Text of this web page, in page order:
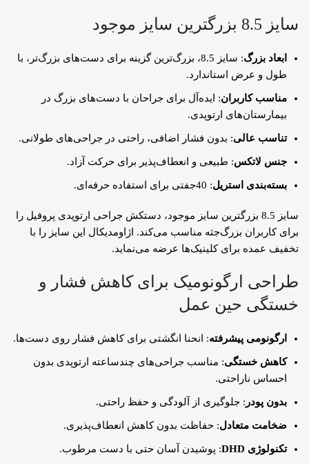
سایز 8.5 بزرگترین سایز موجود
ابعاد بزرگ
: سایز 8.5، بزرگ‌ترین گزینه برای دست‌های بزرگ‌تر، با
طول و عرض استاندارد.
مناسب کاربران: ایده‌آل برای جراحان با دست‌های بزرگ در
بیمارستان‌های ارتوپدی.
تناسب عالی: بدون فشار اضافی، راحتی در جراحی‌های طولانی.
جنس لاتکس: طبیعی و انعطاف‌پذیر برای حرکت آزاد.
بسته‌بندی استریل: 40جفتی برای استفاده حرفه‌ای.
سایز 8.5 بزرگترین سایز موجود، دستکش جراحی ارتوپدی پروفیل را
برای کاربران بزرگ‌جثه مناسب می‌کند. اژاومدیکال این سایز را با
تخفیف عمده برای کلینیک‌ها عرضه می‌نماید.
طراحی ارگونومیک برای کاهش فشار و
خستگی حین عمل
ارگونومی پیشرفته: انحنا انگشتی برای کاهش فشار روی دست‌ها.
کاهش خستگی: مناسب جراحی‌های چندساعته ارتوپدی بدون
احساس ناراحتی.
بدون پودر : جلوگیری از آلودگی و حفظ راحتی.
ضخامت متعادل: حفاظت بدون کاهش انعطاف‌پذیری.
تکنولوژی DHD : پوشیدن آسان حتی با دست مرطوب.